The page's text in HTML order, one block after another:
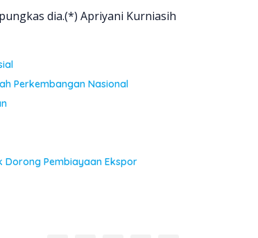
dia.(*) Apriyani Kurniasih
Perkembangan Nasional
Dorong Pembiayaan Ekspor